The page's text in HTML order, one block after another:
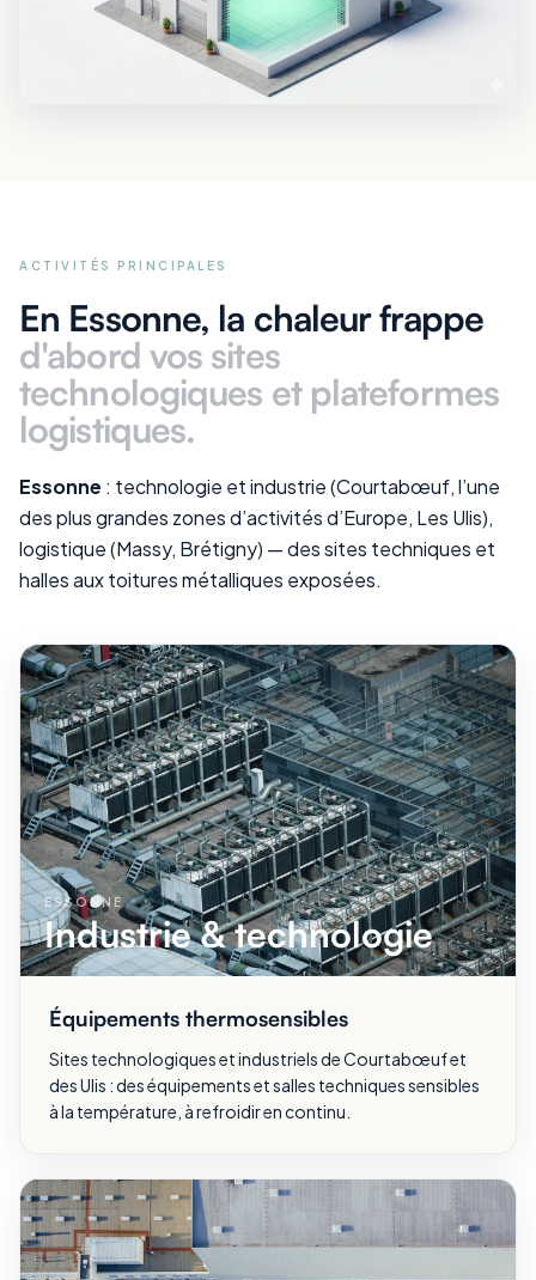
ACTIVITÉS PRINCIPALES
En Essonne, la chaleur frappe
d'abord vos sites
technologiques et plateformes
logistiques.
Essonne : technologie et industrie (Courtabœuf, l’une
des plus grandes zones d’activités d’Europe, Les Ulis),
logistique (Massy, Brétigny) — des sites techniques et
halles aux toitures métalliques exposées.
ESSONNE
Industrie & technologie
Équipements thermosensibles
Sites technologiques et industriels de Courtabœuf et
des Ulis : des équipements et salles techniques sensibles
à la température, à refroidir en continu.